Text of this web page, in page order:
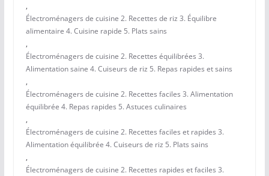
,
Électroménagers de cuisine 2. Recettes de riz 3. Équilibre
alimentaire 4. Cuisine rapide 5. Plats sains
,
Électroménagers de cuisine 2. Recettes équilibrées 3.
Alimentation saine 4. Cuiseurs de riz 5. Repas rapides et sains
,
Électroménagers de cuisine 2. Recettes faciles 3. Alimentation
équilibrée 4. Repas rapides 5. Astuces culinaires
,
Électroménagers de cuisine 2. Recettes faciles et rapides 3.
Alimentation équilibrée 4. Cuiseurs de riz 5. Plats sains
,
Électroménagers de cuisine 2. Recettes rapides et faciles 3.